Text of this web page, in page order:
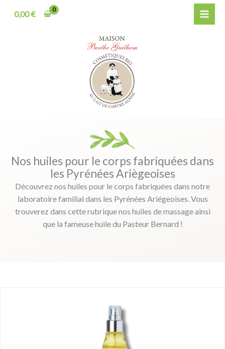
0,00€
Nos huiles pour le corps fabriquées dans
les Pyrénées Ariègeoises
Découvrez nos huiles pour le corps fabriquées dans notre
laboratoire familial dans les Pyrénées Ariégeoises. Vous
trouverez dans cette rubrique nos huiles de massage ainsi
que la fameuse huile du Pasteur Bernard !